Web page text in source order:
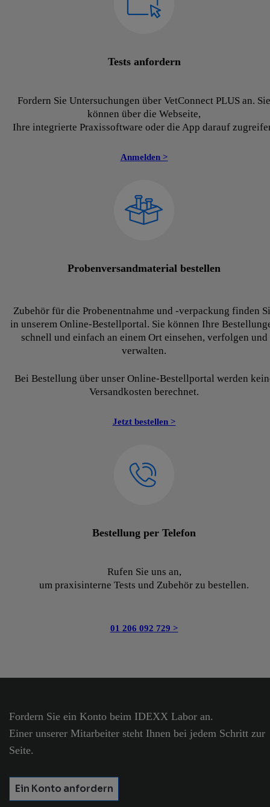
Tests anfordern
Fordern Sie Untersuchungen über VetConnect PLUS an. Sie
können über die Webseite,
Ihre integrierte Praxissoftware oder die App darauf
Anmelden >
Probenversandmaterial bestellen
Zubehör für die Probenentnahme und -verpackung finden
in unserem Online-Bestellportal. Sie können Ihre
schnell und einfach an einem Ort einsehen, verfolgen und
verwalten.
Bei Bestellung über unser Online-Bestellportal werden
Versandkosten berechnet.
Jetzt bestellen >
Bestellung per Telefon
Rufen Sie uns an,⁣
um praxisinterne Tests und Zubehör zu bestellen.
01 206 092 729 >
Fordern Sie ein Konto beim IDEXX Labor an.
Einer unserer Mitarbeiter steht Ihnen bei jedem Schritt zur
Seite.
Ein Konto anfordern